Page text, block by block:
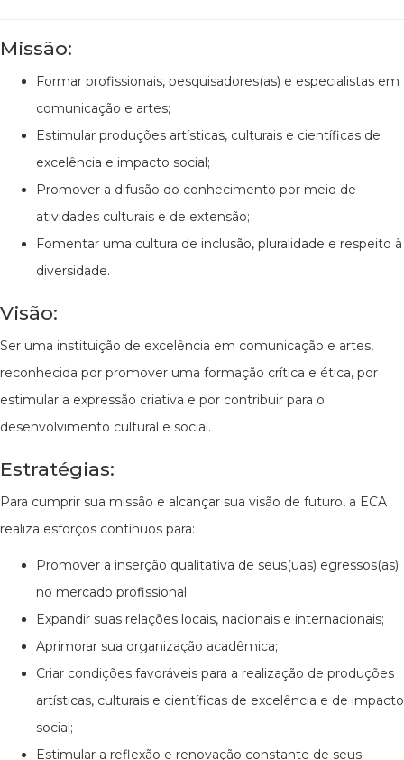
Missão:
Formar profissionais, pesquisadores(as) e especialistas em
comunicação e artes;
Estimular produções artísticas, culturais e científicas de
excelência e impacto social;
Promover a difusão do conhecimento por meio de
atividades culturais e de extensão;
Fomentar uma cultura de inclusão, pluralidade e respeito à
diversidade.
Visão:
Ser uma instituição de excelência em comunicação e artes,
reconhecida por promover uma formação crítica e ética, por
estimular a expressão criativa e por contribuir para o
desenvolvimento cultural e social.
Estratégias:
Para cumprir sua missão e alcançar sua visão de futuro, a ECA
realiza esforços contínuos para:
Promover a inserção qualitativa de seus(uas) egressos(as)
no mercado profissional;
Expandir suas relações locais, nacionais e internacionais;
Aprimorar sua organização acadêmica;
Criar condições favoráveis para a realização de produções
artísticas, culturais e científicas de excelência e de impacto
social;
Estimular a reflexão e renovação constante de seus